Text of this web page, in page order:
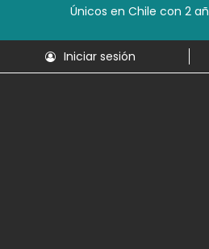
Únicos en Chile con 2
Iniciar sesión